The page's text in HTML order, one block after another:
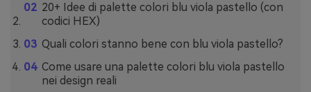
20+ Idee di palette colori blu viola pastello (con
codici HEX)
Quali colori stanno bene con blu viola pastello?
Come usare una palette colori blu viola pastello
nei design reali